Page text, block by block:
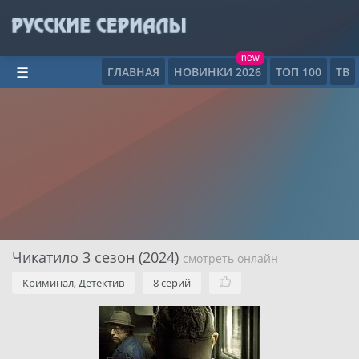
ГЛАВНАЯ НОВИНКИ 2026
new
ТОП 100 ТВ
☰
Чикатило 3 сезон (2024) смотреть онлайн
Криминал, Детектив 8 серий